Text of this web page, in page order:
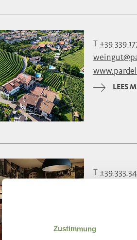
Zustimmung
T +39 339
LEES
T +39 333